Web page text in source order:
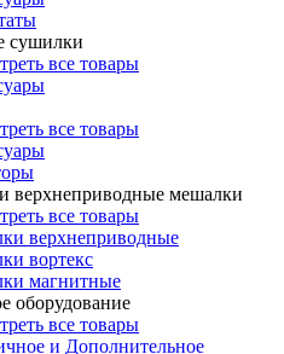
сушилки
все товары
все товары
верхнеприводные мешалки
все товары
верхнеприводные
вортекс
магнитные
оборудование
все товары
и Дополнительное